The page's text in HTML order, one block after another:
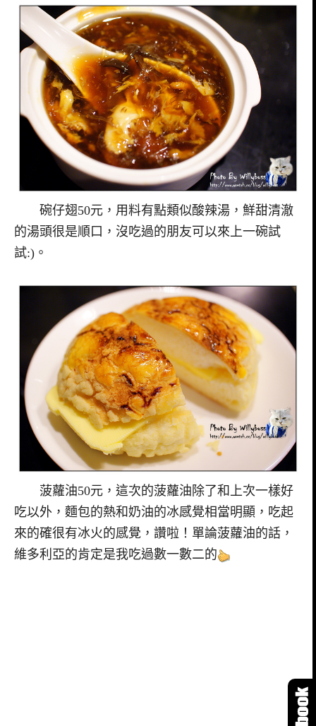
碗仔翅50元，用料有點類似酸辣湯，鮮甜清澈
的湯頭很是順口，沒吃過的朋友可以來上一碗試
試:)。
菠蘿油50元，這次的菠蘿油除了和上次一樣好
吃以外，麵包的熱和奶油的冰感覺相當明顯，吃起
來的確很有冰火的感覺，讚啦！單論菠蘿油的話，
維多利亞的肯定是我吃過數一數二的